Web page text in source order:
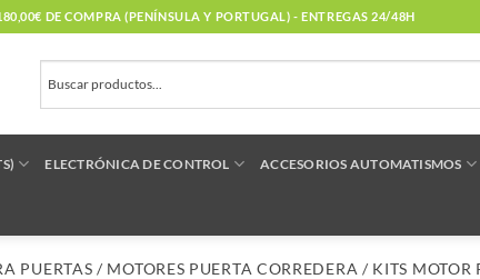
DE COMPRA (PENÍNSULA Y PORTUGAL) - ENTREGAS 24/48H
ELECTRÓNICA DE CONTROL ACCESORIOS AUTOMATISMOS
PUERTAS / MOTORES PUERTA CORREDERA / KITS MOTOR